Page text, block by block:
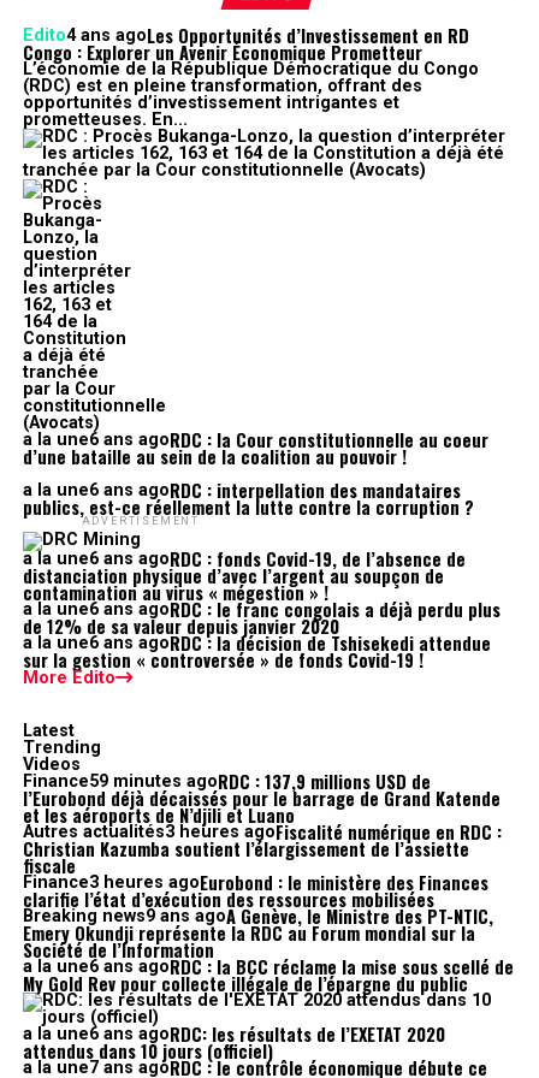
Edito4 ans agoLes Opportunités d’Investissement en RD
Congo : Explorer un Avenir Économique Prometteur
L’économie de la République Démocratique du Congo
(RDC) est en pleine transformation, offrant des
opportunités d’investissement intrigantes et
prometteuses. En...
a la une6 ans agoRDC : la Cour constitutionnelle au coeur
d’une bataille au sein de la coalition au pouvoir !
a la une6 ans agoRDC : interpellation des mandataires
publics, est-ce réellement la lutte contre la corruption ?
ADVERTISEMENT
a la une6 ans agoRDC : fonds Covid-19, de l’absence de
distanciation physique d’avec l’argent au soupçon de
contamination au virus « mégestion » !
a la une6 ans agoRDC : le franc congolais a déjà perdu plus
de 12% de sa valeur depuis janvier 2020
a la une6 ans agoRDC : la décision de Tshisekedi attendue
sur la gestion « controversée » de fonds Covid-19 !
More Edito
Latest
Trending
Videos
Finance59 minutes agoRDC : 137,9 millions USD de
l’Eurobond déjà décaissés pour le barrage de Grand Katende
et les aéroports de N’djili et Luano
Autres actualités3 heures agoFiscalité numérique en RDC :
Christian Kazumba soutient l’élargissement de l’assiette
fiscale
Finance3 heures agoEurobond : le ministère des Finances
clarifie l’état d’exécution des ressources mobilisées
Breaking news9 ans agoA Genève, le Ministre des PT-NTIC,
Emery Okundji représente la RDC au Forum mondial sur la
Société de l’Information
a la une6 ans agoRDC : la BCC réclame la mise sous scellé de
My Gold Rev pour collecte illégale de l’épargne du public
a la une6 ans agoRDC: les résultats de l’EXETAT 2020
attendus dans 10 jours (officiel)
a la une7 ans agoRDC : le contrôle économique débute ce